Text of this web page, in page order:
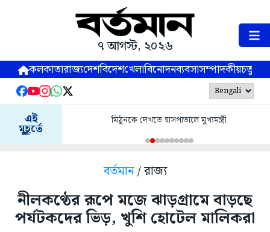
৭ আগস্ট, ২০২৬
কলকাতারাজ্যদেশবিদেশখেলাবিনোদনব্যবসাসম্পাদকীয়
এই
মুহূর্তে
মিঠুনকে দেখতে হাসপাতালে মুখ্যমন্ত্রী
বর্তমান/ রাজ্য
নীলকণ্ঠের রূপে মজে ঝাড়গ্রামে বাড়ছে
পর্যটকদের ভিড়, খুশি হোটেল মালিকরা